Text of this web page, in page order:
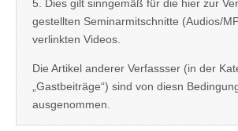
5. Dies gilt sinngemäß für die hier zur
gestellten Seminarmitschnitte (Audios/
verlinkten Videos.
Die Artikel anderer Verfassser (in der
„Gastbeiträge“) sind von diesn
ausgenommen.